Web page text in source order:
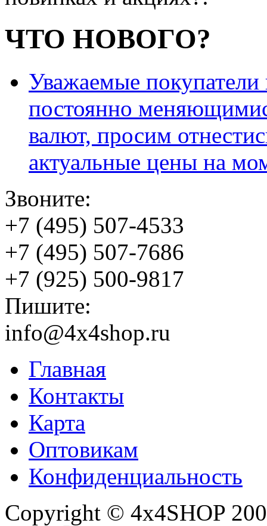
ЧТО НОВОГО?
Уважаемые
постоянно
валют, просим
актуальные цены на
Звоните:
+7 (495) 507-4533
+7 (495) 507-7686
+7 (925) 500-9817
Пишите:
info@4x4shop.ru
Главная
Контакты
Карта
Оптовикам
Конфиденциальность
Copyright © 4x4SHOP